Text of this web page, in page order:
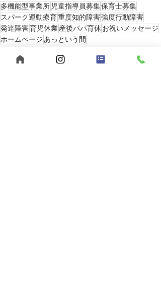
多機能型事業所 児童指導員募集保育士募集
スパーク運動療育 重度知的障害強度行動障害
発達障害育児休業 産後パパ育休 お祝いメッセージ
ホームぺージ あっという間